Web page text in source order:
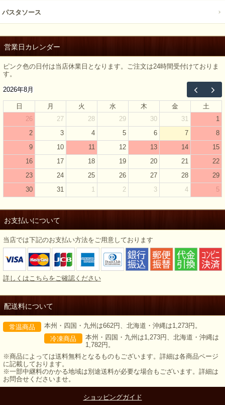
パスタソース
営業日カレンダー
ピンク色の日付は当店休業日となります。ご注文は24時間受付けておりま
す。
2026年8月
日 月 火 水 木 金
土
26
27 28 29 30 31
1
2
3 4 5 6 7
8
9
10 11 12 13 14
15
16
17 18 19 20 21
22
23
24 25 26 27 28
29
30
31 1 2 3 4 5
お支払いについて
当店では下記のお支払い方法をご用意しております
詳しくはこちらをご確認ください
配送料について
常温商品
本州・四国・九州は662円、北海道・沖縄は1,273円。
冷凍商品
本州・四国・九州は1,273円、北海道・沖縄は
1,782円。
※商品によっては送料無料となるものもございます。詳細は各商品ページ
に記載しております。
※一部中継料のかかる地域は別途送料が必要な場合もございます。詳細は
お問合せくださいませ。
ショッピングガイド